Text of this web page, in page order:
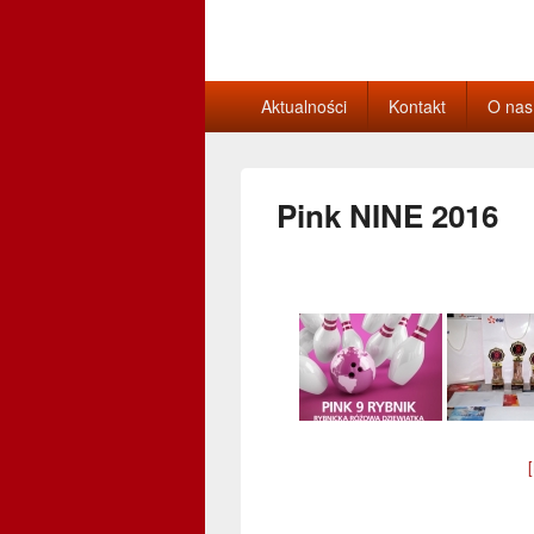
Główne
menu Aktualności Kontakt O nas
Pink NINE 2016